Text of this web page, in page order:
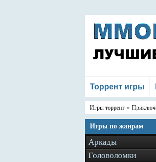
Торрент игры
Игры торрент »
Игры по жанрам
Аркады
Головоломки